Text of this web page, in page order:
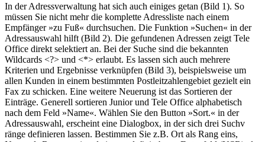
In der Adressverwaltung hat sich auch einiges getan (Bild 1). So
müssen Sie nicht mehr die komplette Adressliste nach einem
Empfänger »zu Fuß« durchsuchen. Die Funktion »Suchen« in der
Adressauswahl hilft (Bild 2). Die gefundenen Adressen zeigt Tele
Office direkt selektiert an. Bei der Suche sind die bekannten
Wildcards <?> und <*> erlaubt. Es lassen sich auch mehrere
Kriterien und Ergebnisse verknüpfen (Bild 3), beispielsweise um
allen Kunden in einem bestimmten Postleitzahlengebiet gezielt ein
Fax zu schicken. Eine weitere Neuerung ist das Sortieren der
Einträge. Generell sortieren Junior und Tele Office alphabetisch
nach dem Feld »Name«. Wählen Sie den Button »Sort.« in der
Adressauswahl, erscheint eine Dialogbox, in der sich drei Suchv
ränge definieren lassen. Bestimmen Sie z.B. Ort als Rang eins,